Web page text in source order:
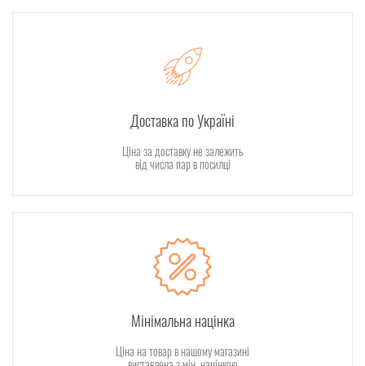
Доставка по Україні
Ціна за доставку не залежить
від числа пар в посилці
Мінімальна націнка
Ціна на товар в нашому магазині